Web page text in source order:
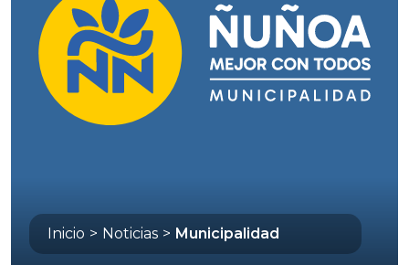
Inicio > Noticias > Municipalidad